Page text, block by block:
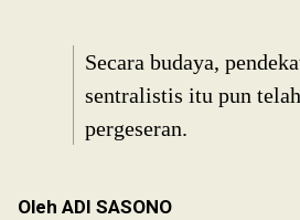
Secara budaya,
sentralistis itu pun
pergeseran.
Oleh ADI SASONO